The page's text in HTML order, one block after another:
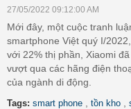
27/05/2022 09:12:00 AM
Mới đây, một cuộc tranh
smartphone Việt quý I/
với 22% thị phần, Xiaomi
vượt qua các hãng điện
của ngành di động.
Tags: smart phone tồn kho